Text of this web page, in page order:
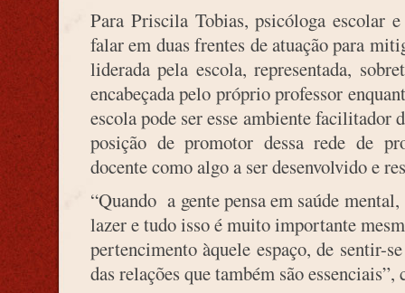
Para Priscila Tobias, psicóloga escolar
falar em duas frentes de atuação para
liderada pela escola, representada,
encabeçada pelo próprio professor
escola pode ser esse ambiente facilitador
posição de promotor dessa rede de
docente como algo a ser desenvolvido e
“Quando a gente pensa em saúde
lazer e tudo isso é muito importante
pertencimento àquele espaço, de sentir-
das relações que também são